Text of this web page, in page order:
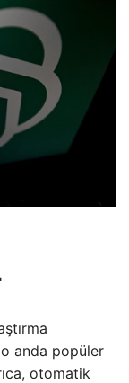
anda popüler
otomatik